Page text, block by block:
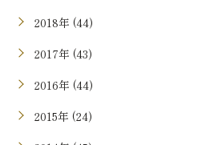
2018年 (44)
2017年 (43)
2016年 (44)
2015年 (24)